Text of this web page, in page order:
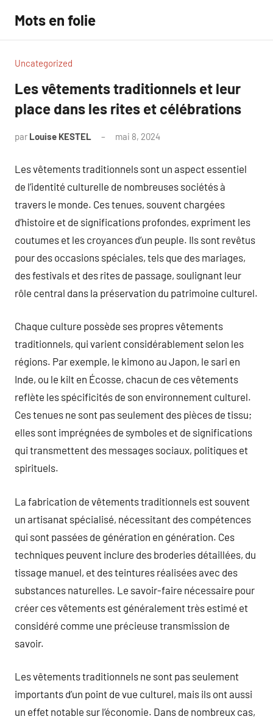
contenu
Mots en folie
Uncategorized
Les vêtements traditionnels et leur
place dans les rites et célébrations
par Louise KESTEL mai 8, 2024
Les vêtements traditionnels sont un aspect essentiel
de l’identité culturelle de nombreuses sociétés à
travers le monde. Ces tenues, souvent chargées
d’histoire et de significations profondes, expriment les
coutumes et les croyances d’un peuple. Ils sont revêtus
pour des occasions spéciales, tels que des mariages,
des festivals et des rites de passage, soulignant leur
rôle central dans la préservation du patrimoine culturel.
Chaque culture possède ses propres vêtements
traditionnels, qui varient considérablement selon les
régions. Par exemple, le kimono au Japon, le sari en
Inde, ou le kilt en Écosse, chacun de ces vêtements
reflète les spécificités de son environnement culturel.
Ces tenues ne sont pas seulement des pièces de tissu;
elles sont imprégnées de symboles et de significations
qui transmettent des messages sociaux, politiques et
spirituels.
La fabrication de vêtements traditionnels est souvent
un artisanat spécialisé, nécessitant des compétences
qui sont passées de génération en génération. Ces
techniques peuvent inclure des broderies détaillées, du
tissage manuel, et des teintures réalisées avec des
substances naturelles. Le savoir-faire nécessaire pour
créer ces vêtements est généralement très estimé et
considéré comme une précieuse transmission de
savoir.
Les vêtements traditionnels ne sont pas seulement
importants d’un point de vue culturel, mais ils ont aussi
un effet notable sur l’économie. Dans de nombreux cas,